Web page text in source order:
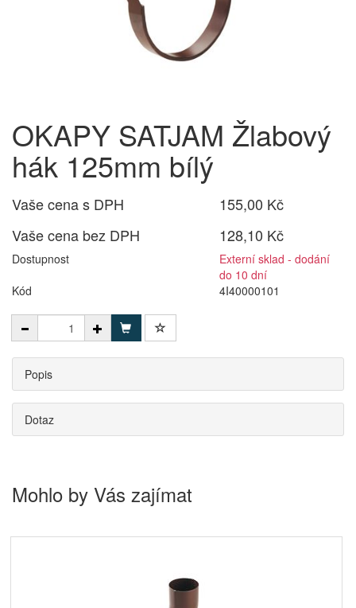
OKAPY SATJAM Žlabový
hák 125mm bílý
Vaše cena s DPH
155,00 Kč
Vaše cena bez DPH
128,10 Kč
Dostupnost
Externí sklad - dodání
do 10 dní
Kód
4I40000101
Popis
Dotaz
Mohlo by Vás zajímat